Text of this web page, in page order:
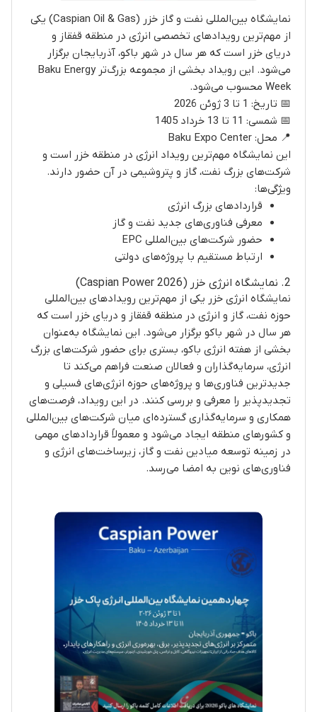
نمایشگاه بین‌المللی نفت و گاز خزر (Caspian Oil & Gas) یکی
از مهم‌ترین رویدادهای تخصصی انرژی در منطقه قفقاز و
دریای خزر است که هر سال در شهر باکو، آذربایجان برگزار
می‌شود. این رویداد بخشی از مجموعه بزرگ‌تر Baku Energy
Week محسوب می‌شود.
📅 تاریخ: 1 تا 3 ژوئن 2026
📅 شمسی: 11 تا 13 خرداد 1405
📍 محل: Baku Expo Center
این نمایشگاه مهم‌ترین رویداد انرژی در منطقه خزر است و
شرکت‌های بزرگ نفت، گاز و پتروشیمی در آن حضور دارند.
ویژگی‌ها:
قراردادهای بزرگ انرژی
معرفی فناوری‌های جدید نفت و گاز
حضور شرکت‌های بین‌المللی EPC
ارتباط مستقیم با پروژه‌های دولتی
نمایشگاه انرژی خزر یکی از مهم‌ترین رویدادهای بین‌المللی
حوزه نفت، گاز و انرژی در منطقه قفقاز و دریای خزر است که
هر سال در شهر باکو برگزار می‌شود. این نمایشگاه به‌عنوان
بخشی از هفته انرژی باکو، بستری برای حضور شرکت‌های بزرگ
انرژی، سرمایه‌گذاران و فعالان صنعت فراهم می‌کند تا
جدیدترین فناوری‌ها و پروژه‌های حوزه انرژی‌های فسیلی و
تجدیدپذیر را معرفی و بررسی کنند. در این رویداد، فرصت‌های
همکاری و سرمایه‌گذاری گسترده‌ای میان شرکت‌های بین‌المللی
و کشورهای منطقه ایجاد می‌شود و معمولاً قراردادهای مهمی
در زمینه توسعه میادین نفت و گاز، زیرساخت‌های انرژی و
فناوری‌های نوین به امضا می‌رسد.